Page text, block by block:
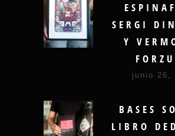
SERGI
Y
junio 26,
BASES
LIBRO